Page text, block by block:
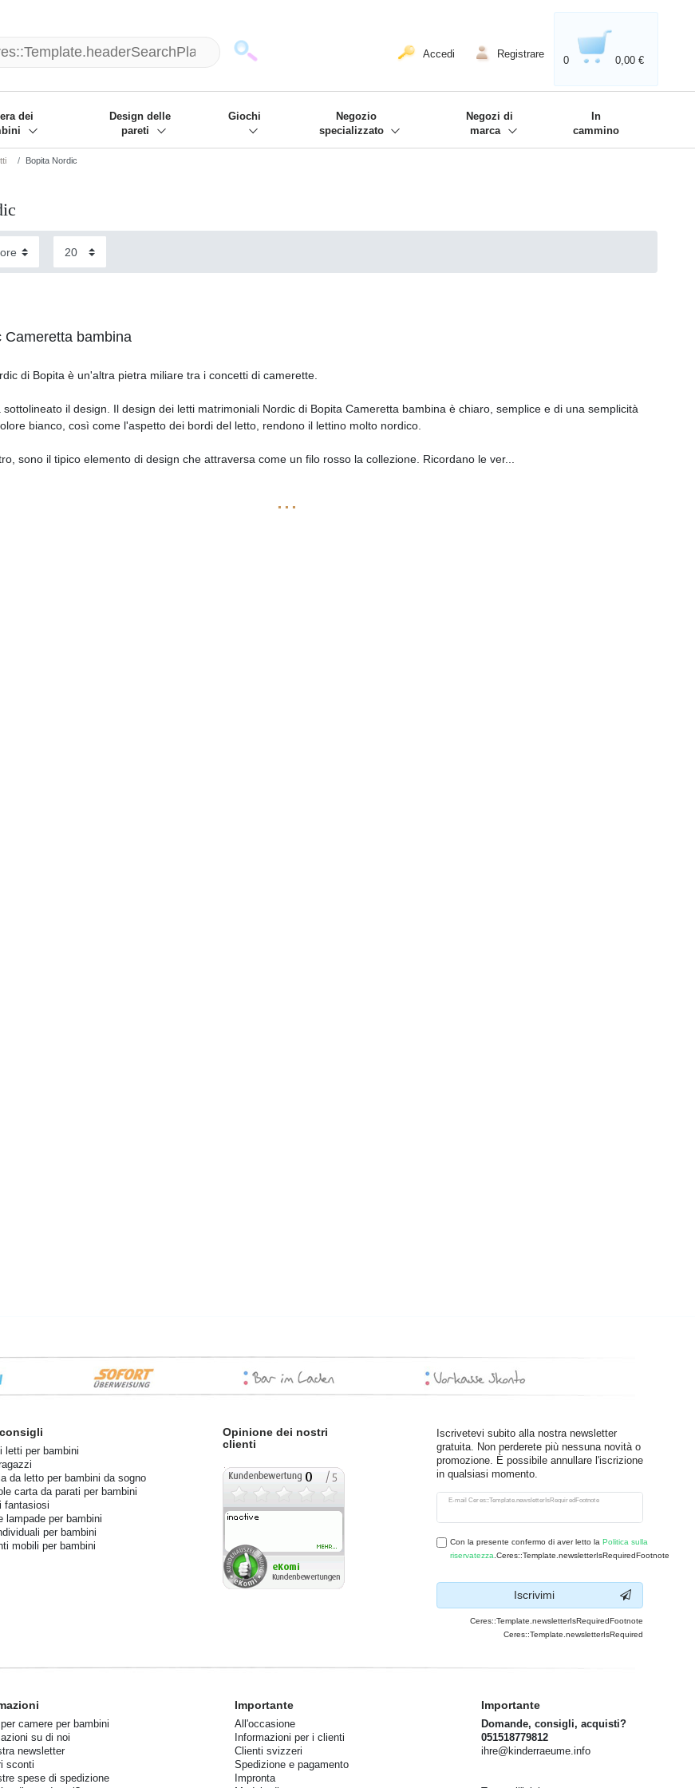
Accedi Registrare
0 0,00 €
dei
Design delle
pareti
Giochi
Negozio
specializzato
Negozi di
marca
In
cammino
Bopita Nordic
Cameretta bambina
di Bopita è un'altra pietra miliare tra i concetti di camerette.
sottolineato il design. Il design dei letti matrimoniali Nordic di Bopita Cameretta bambina è chiaro, semplice e di una semplicità
bianco, così come l'aspetto dei bordi del letto, rendono il lettino molto nordico.
sono il tipico elemento di design che attraversa come un filo rosso la collezione. Ricordano le ver...
...
letti per bambini
da letto per bambini da sogno
carta da parati per bambini
fantasiosi
lampade per bambini
per bambini
mobili per bambini
Opinione dei nostri
clienti
Iscrivetevi subito alla nostra newsletter
gratuita. Non perderete più nessuna novità o
promozione. È possibile annullare l'iscrizione
in qualsiasi momento.
E-mail Ceres::Template.newsletterIsRequiredFootnote
Ceres::Template.newsletterHoneypotLabel
Con la presente confermo di aver letto la Politica sulla
riservatezza .Ceres::Template.newsletterIsRequiredFootnote
Iscrivimi
Ceres::Template.newsletterIsRequiredFootnote
Ceres::Template.newsletterIsRequired
camere per bambini
su di noi
newsletter
sconti
spese di spedizione
Importante
All'occasione
Informazioni per i clienti
Clienti svizzeri
Spedizione e pagamento
Impronta
Importante
Domande, consigli, acquisti?
051518779812
ihre@kinderraeume.info